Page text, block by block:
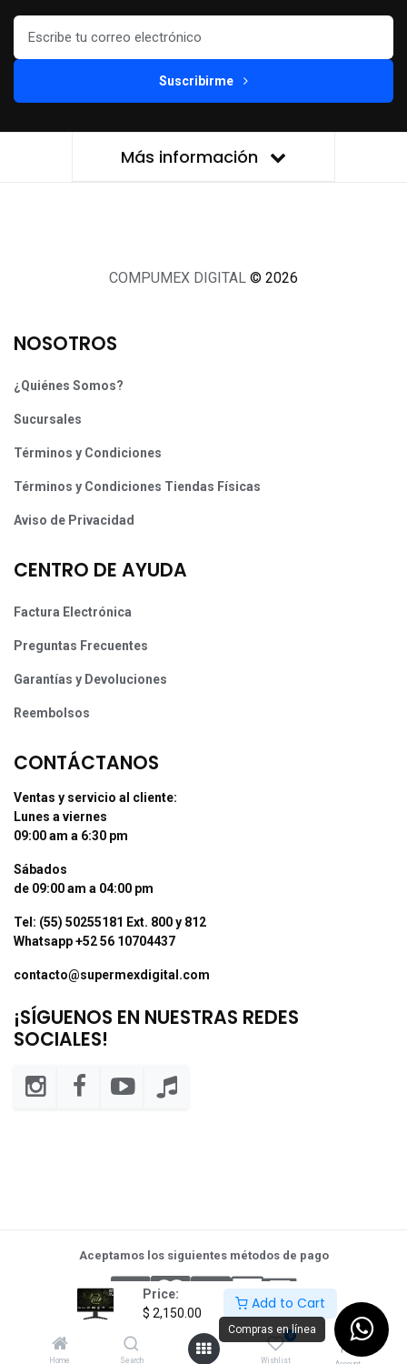
Price:
$ 2,150.00
Add to Cart
Home Search
0
Wishlist
Suscribirme
Más información
COMPUMEX DIGITAL © 2026
NOSOTROS
¿Quiénes Somos?
Sucursales
Términos y Condiciones
Términos y Condiciones Tiendas Físicas
Aviso de Privacidad
CENTRO DE AYUDA
Factura Electrónica
Preguntas Frecuentes
Garantías y Devoluciones
Reembolsos
CONTÁCTANOS
Ventas y servicio al cliente:
Lunes a viernes
09:00 am a 6:30 pm
Sábados
de 09:00 am a 04:00 pm
Tel: (55) 50255181 Ext. 800 y 812
Whatsapp +52 56 10704437
contacto@supermexdigital.com
¡SÍGUENOS EN NUESTRAS REDES
SOCIALES!
Aceptamos los siguientes métodos de pago
Compras en línea